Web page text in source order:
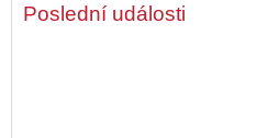
Poslední události